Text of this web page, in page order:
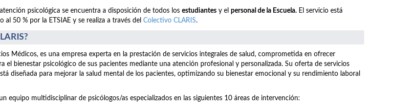
psicológica se encuentra a disposición de todos los estudiantes y el personal de la Escuela. El servicio está
al 50 % por la ETSIAE y se realiza a través del Colectivo CLARIS.
Médicos, es una empresa experta en la prestación de servicios integrales de salud, comprometida en ofrecer
el bienestar psicológico de sus pacientes mediante una atención profesional y personalizada. Su oferta de servicios
diseñada para mejorar la salud mental de los pacientes, optimizando su bienestar emocional y su rendimiento laboral
equipo multidisciplinar de psicólogos/as especializados en las siguientes 10 áreas de intervención: